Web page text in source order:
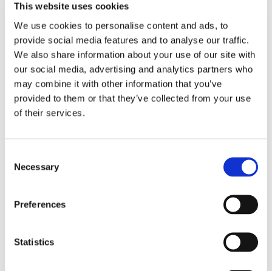
This website uses cookies
We use cookies to personalise content and ads, to
provide social media features and to analyse our traffic.
We also share information about your use of our site with
our social media, advertising and analytics partners who
may combine it with other information that you’ve
provided to them or that they’ve collected from your use
of their services.
Selection
Necessary
Preferences
Statistics
remissione in
termini?
Con ordinanza del 10/05/2016 il Tribunale di
Milano si è pronunciato sull’istanza della parte
costituzione
20 Giugno 2016 Maria Luisa Irrera